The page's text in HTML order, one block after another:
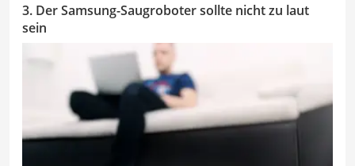
3. Der Samsung-Saugroboter sollte nicht zu laut
sein